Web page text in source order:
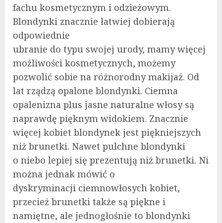
fachu kosmetycznym i odzieżowym.
Blondynki znacznie łatwiej dobierają
odpowiednie
ubranie do typu swojej urody, mamy więcej
możliwości kosmetycznych, możemy
pozwolić sobie na różnorodny makijaż. Od
lat rządzą opalone blondynki. Ciemna
opalenizna plus jasne naturalne włosy są
naprawdę pięknym widokiem. Znacznie
więcej kobiet blondynek jest piękniejszych
niż brunetki. Nawet pulchne blondynki
o niebo lepiej się prezentują niż brunetki. Ni
można jednak mówić o
dyskryminacji ciemnowłosych kobiet,
przecież brunetki także są piękne i
namiętne, ale jednogłośnie to blondynki